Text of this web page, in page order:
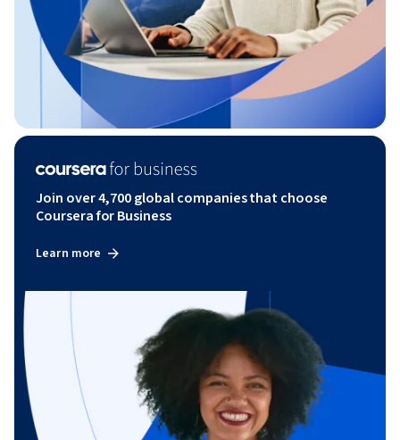
Join over 4,700 global companies that choose
Coursera for Business
Learn more